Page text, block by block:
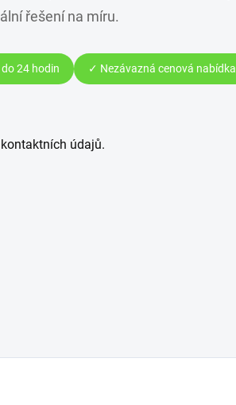
řešení na míru.
24 hodin ✓ Nezávazná cenová nabídka
údajů.